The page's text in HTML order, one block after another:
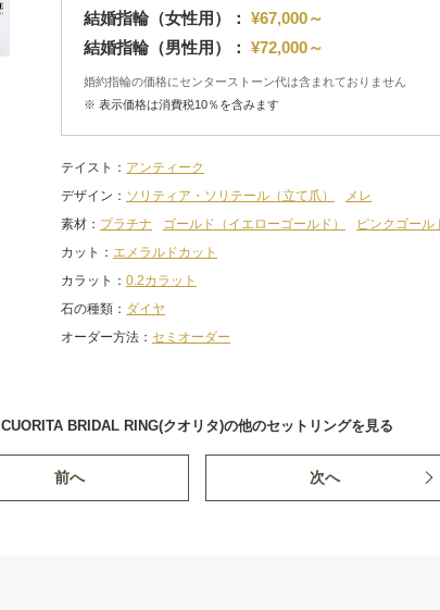
結婚指輪（女性用）： ¥67,000～
結婚指輪（男性用）： ¥72,000～
婚約指輪の価格にセンターストーン代は含まれておりません
※ 表示価格は消費税10％を含みます
テイスト
アンティーク
デザイン
ソリティア・ソリテール（立て爪）
メレ
素材
プラチナ ゴールド（イエローゴールド） ピンクゴール
カット
エメラルドカット
カラット
0.2カラット
石の種類
ダイヤ
オーダー方法
セミオーダー
CUORITA BRIDAL RING(クオリタ)の他のセットリングを見る
前へ 次へ